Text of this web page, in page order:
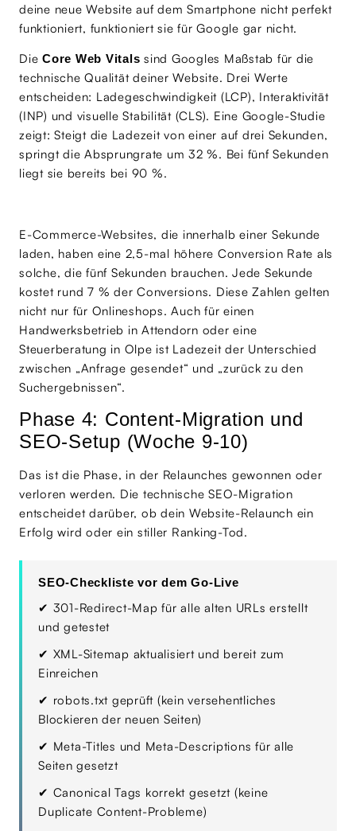
deine neue Website auf dem Smartphone nicht perfekt
funktioniert, funktioniert sie für Google gar nicht.
Die Core Web Vitals sind Googles Maßstab für die
technische Qualität deiner Website. Drei Werte
entscheiden: Ladegeschwindigkeit (LCP), Interaktivität
(INP) und visuelle Stabilität (CLS). Eine Google-Studie
zeigt: Steigt die Ladezeit von einer auf drei Sekunden,
springt die Absprungrate um 32 %. Bei fünf Sekunden
liegt sie bereits bei 90 %.
E-Commerce-Websites, die innerhalb einer Sekunde
laden, haben eine 2,5-mal höhere Conversion Rate als
solche, die fünf Sekunden brauchen. Jede Sekunde
kostet rund 7 % der Conversions. Diese Zahlen gelten
nicht nur für Onlineshops. Auch für einen
Handwerksbetrieb in Attendorn oder eine
Steuerberatung in Olpe ist Ladezeit der Unterschied
zwischen „Anfrage gesendet“ und „zurück zu den
Suchergebnissen“.
Phase 4: Content-Migration und
SEO-Setup (Woche 9-10)
Das ist die Phase, in der Relaunches gewonnen oder
verloren werden. Die technische SEO-Migration
entscheidet darüber, ob dein Website-Relaunch ein
Erfolg wird oder ein stiller Ranking-Tod.
SEO-Checkliste vor dem Go-Live
✔ 301-Redirect-Map für alle alten URLs erstellt
und getestet
✔ XML-Sitemap aktualisiert und bereit zum
Einreichen
✔ robots.txt geprüft (kein versehentliches
Blockieren der neuen Seiten)
✔ Meta-Titles und Meta-Descriptions für alle
Seiten gesetzt
✔ Canonical Tags korrekt gesetzt (keine
Duplicate Content-Probleme)